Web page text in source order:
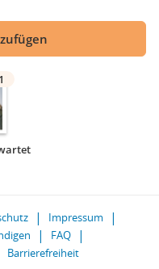
1
Impressum
FAQ
Barrierefreiheit